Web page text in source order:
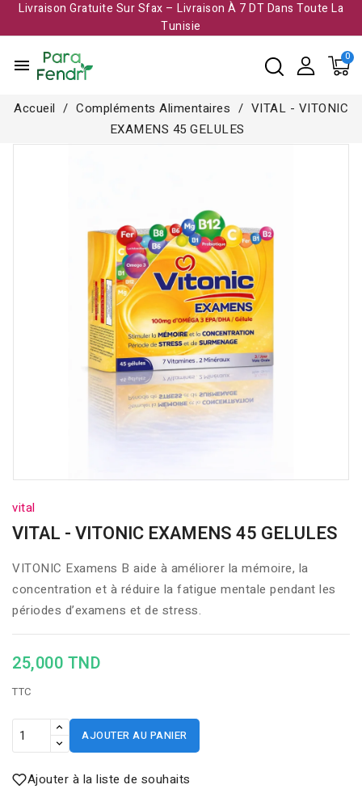
Livraison Gratuite Sur Sfax – Livraison À 7 DT Dans Toute La
Tunisie​
menu
Accueil Compléments Alimentaires
VITAL - VITONIC
EXAMENS 45 GELULES
vital
VITAL - VITONIC EXAMENS 45 GELULES
VITONIC Examens B aide à améliorer la mémoire, la
concentration et à réduire la fatigue mentale pendant les
périodes d’examens et de stress.
25,000 TND
TTC
AJOUTER AU PANIER
Ajouter à la liste de souhaits